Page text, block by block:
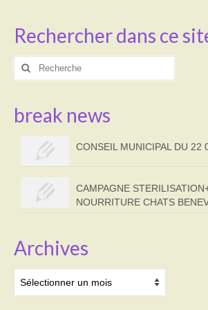
Rechercher dans ce
Rechercher
break news
CONSEIL MUNICIPAL DU 22
CAMPAGNE
NOURRITURE CHATS
Archives